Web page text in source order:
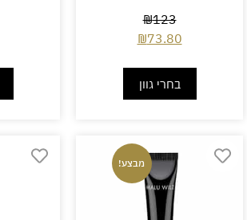
₪123
₪73.80
בחרי גוון
מבצע!